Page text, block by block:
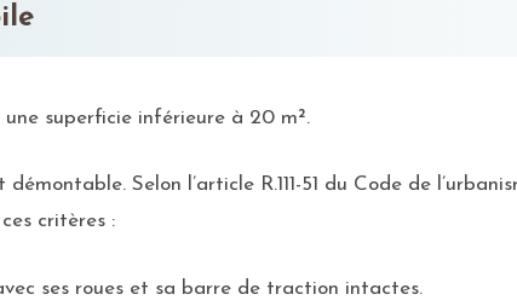
superficie inférieure à 20 m².
Selon l’article R.111-51 du Code de
critères :
ses roues et sa barre de traction intactes.